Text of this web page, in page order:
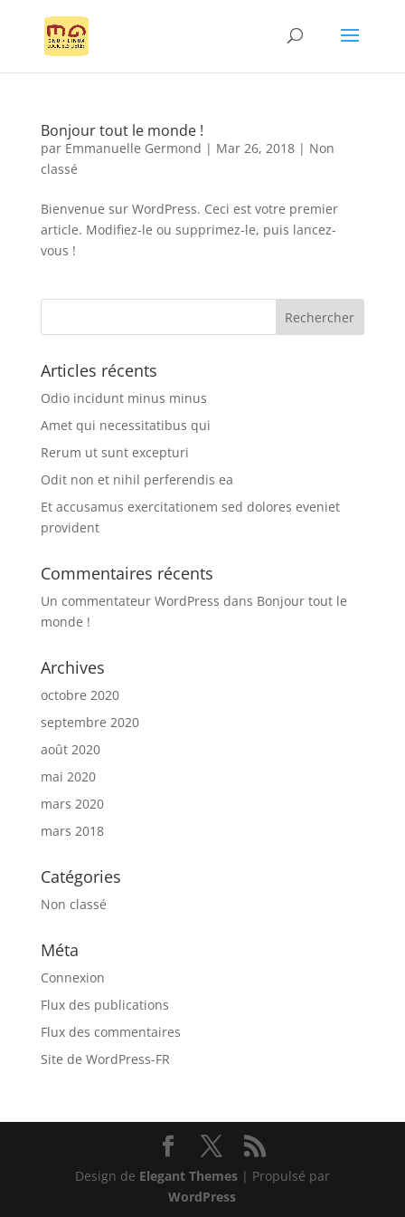
Bonjour tout le monde !
par Emmanuelle Germond | Mar 26, 2018| Non
classé
Bienvenue sur WordPress. Ceci est votre premier
article. Modifiez-le ou supprimez-le, puis lancez-
vous !
Articles récents
Odio incidunt minus minus
Amet qui necessitatibus qui
Rerum ut sunt excepturi
Odit non et nihil perferendis ea
Et accusamus exercitationem sed dolores eveniet
provident
Commentaires récents
Un commentateur WordPress dans Bonjour tout le
monde !
Archives
octobre 2020
septembre 2020
août 2020
mai 2020
mars 2020
mars 2018
Catégories
Non classé
Méta
Connexion
Flux des publications
Flux des commentaires
Site de WordPress-FR
Design de Elegant Themes| Propulsé par
WordPress